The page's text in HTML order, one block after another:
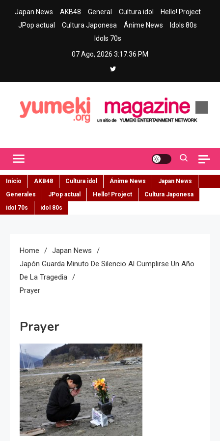
Japan News AKB48 General Cultura idol
Hello! Project
JPop actual
Cultura Japonesa Ánime News
Idols 80s
Idols 70s
07 Ago, 2026 3:17:37 PM
Inicio AKB48 Cultura idol Ánime News
Japan News
Generales
JPop actual Hello! Project
Cultura Japonesa
idol 70s
idol 80s
Home
Japan News
Japón Guarda Minuto De Silencio Al Cumplirse Un Año
De La Tragedia
Prayer
Prayer